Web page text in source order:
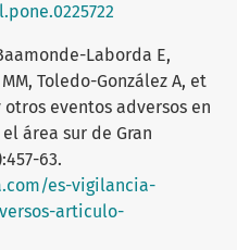
Laborda E,
Toledo-González A, et
eventos adversos en
área sur de Gran
63.
es-vigilancia-
articulo-